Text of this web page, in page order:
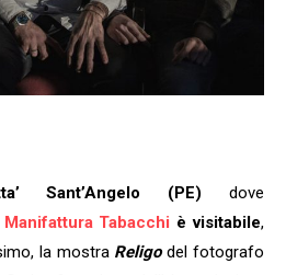
Sant’Angelo (PE) dove
Tabacchi è visitabile,
la mostra Religodel fotografo